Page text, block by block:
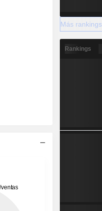
Más rankings
Rankings